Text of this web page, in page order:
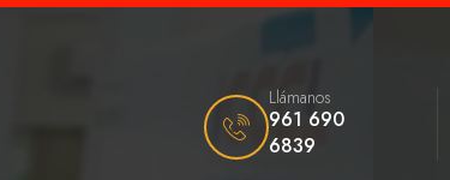
Llámanos
961 690
6839